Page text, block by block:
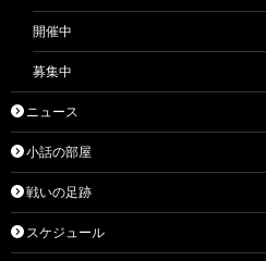
開催中
募集中
ニュース
小話の部屋
戦いの足跡
スケジュール